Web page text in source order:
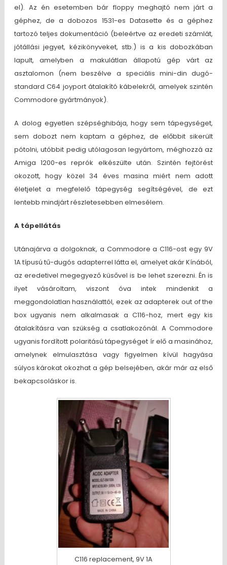
el). Az én esetemben bár floppy meghajtó nem járt a
géphez, de a dobozos 1531-es Datasette és a géphez
tartozó teljes dokumentáció (beleértve az eredeti számlát,
jótállási jegyet, kézikönyveket, stb.) is a kis dobozkában
lapult, amelyben a makulátlan állapotú gép várt az
asztalomon (nem beszélve a speciális mini-din dugó-
standard C64 joyport átalakító kábelekről, amelyek szintén
Commodore gyártmányok).
A dolog egyetlen szépséghibája, hogy sem tápegységet,
sem dobozt nem kaptam a géphez, de előbbit sikerült
pótolni, utóbbit pedig utólagosan legyártom, méghozzá az
Amiga 1200-es reprók elkészülte után. Szintén fejtörést
okozott, hogy közel 34 éves masina miért nem adott
életjelet a megfelelő tápegység segítségével, de ezt
lentebb mindjárt részletesebben elmesélem.
A tápellátás
Utánajárva a dolgoknak, a Commodore a C116-ost egy 9V
1A típusú tű-dugós adapterrel látta el, amelyet akár Kínából,
az eredetivel megegyező küsővel is be lehet szerezni. Én is
ilyet vásároltam, viszont óva intek mindenkit a
meggondolatlan használattól, ezek az adapterek out of the
box ugyanis nem alkalmasak a C116-hoz, mert egy kis
átalakításra van szükség a csatlakozónál. A Commodore
ugyanis fordított polaritású tápegységet ír elő a masinához,
amelynek elmulasztása vagy figyelmen kívül hagyása
súlyos károkat okozhat a gép belsejében, akár már az első
bekapcsoláskor is.
C116 replacement, 9V 1A